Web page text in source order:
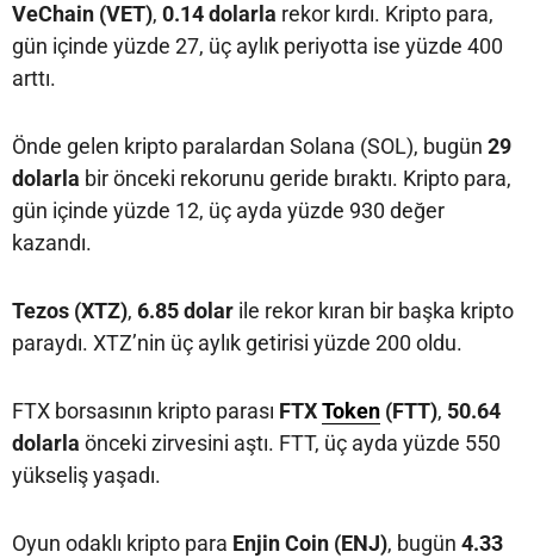
VeChain (VET), 0.14 dolarla rekor kırdı. Kripto para,
gün içinde yüzde 27, üç aylık periyotta ise yüzde 400
arttı.
Önde gelen kripto paralardan Solana (SOL), bugün 29
dolarla bir önceki rekorunu geride bıraktı. Kripto para,
gün içinde yüzde 12, üç ayda yüzde 930 değer
kazandı.
Tezos (XTZ), 6.85 dolar ile rekor kıran bir başka kripto
paraydı. XTZ’nin üç aylık getirisi yüzde 200 oldu.
FTX borsasının kripto parası FTXToken (FTT), 50.64
dolarla önceki zirvesini aştı. FTT, üç ayda yüzde 550
yükseliş yaşadı.
Oyun odaklı kripto para Enjin Coin (ENJ), bugün 4.33